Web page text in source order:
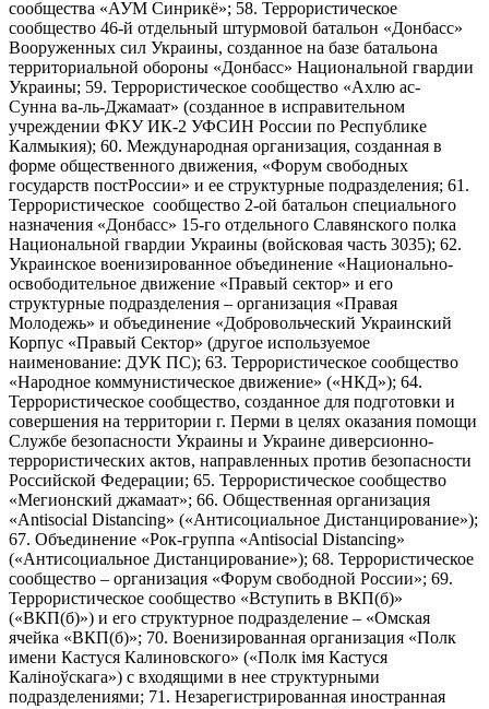
сообщества «АУМ Синрикё»; 58. Террористическое
сообщество 46-й отдельный штурмовой батальон «Донбасс»
Вооруженных сил Украины, созданное на базе батальона
территориальной обороны «Донбасс» Национальной гвардии
Украины; 59. Террористическое сообщество «Ахлю ас-
Сунна ва-ль-Джамаат» (созданное в исправительном
учреждении ФКУ ИК-2 УФСИН России по Республике
Калмыкия); 60. Международная организация, созданная в
форме общественного движения, «Форум свободных
государств постРоссии» и ее структурные подразделения; 61.
Террористическое сообщество 2-ой батальон специального
назначения «Донбасс» 15-го отдельного Славянского полка
Национальной гвардии Украины (войсковая часть 3035); 62.
Украинское военизированное объединение «Национально-
освободительное движение «Правый сектор» и его
структурные подразделения – организация «Правая
Молодежь» и объединение «Добровольческий Украинский
Корпус «Правый Сектор» (другое используемое
наименование: ДУК ПС); 63. Террористическое сообщество
«Народное коммунистическое движение» («НКД»); 64.
Террористическое сообщество, созданное для подготовки и
совершения на территории г. Перми в целях оказания помощи
Службе безопасности Украины и Украине диверсионно-
террористических актов, направленных против безопасности
Российской Федерации; 65. Террористическое сообщество
«Мегионский джамаат»; 66. Общественная организация
«Antisocial Distancing» («Антисоциальное Дистанцирование»);
67. Объединение «Рок-группа «Antisocial Distancing»
(«Антисоциальное Дистанцирование»); 68. Террористическое
сообщество – организация «Форум свободной России»; 69.
Террористическое сообщество «Вступить в ВКП(б)»
(«ВКП(б)») и его структурное подразделение – «Омская
ячейка «ВКП(б)»; 70. Военизированная организация «Полк
имени Кастуся Калиновского» («Полк iмя Кастуся
Калiноўскага») с входящими в нее структурными
подразделениями; 71. Незарегистрированная иностранная